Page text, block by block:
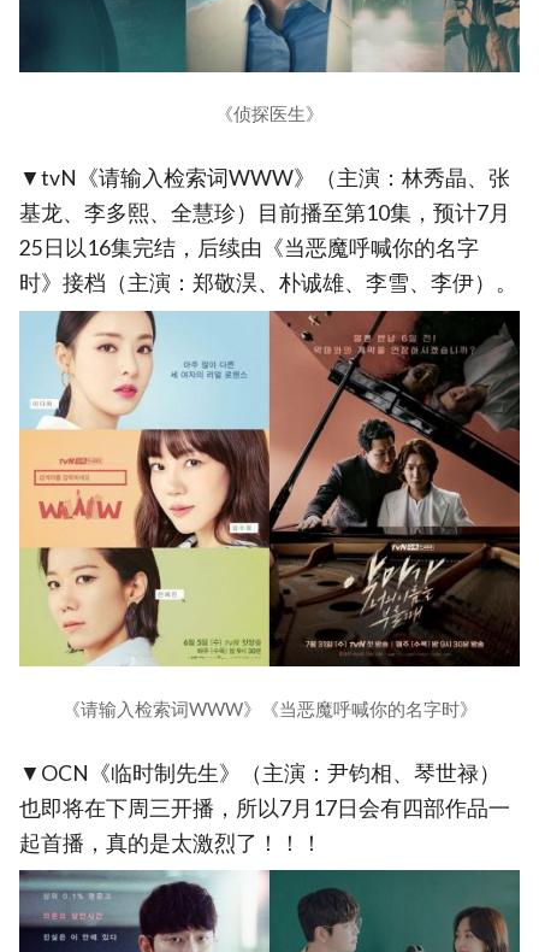
《侦探医生》
▼tvN《请输入检索词WWW》（主演：林秀晶、张
基龙、李多熙、全慧珍）目前播至第10集，预计7月
25日以16集完结，后续由《当恶魔呼喊你的名字
时》接档（主演：郑敬淏、朴诚雄、李雪、李伊）。
《请输入检索词WWW》《当恶魔呼喊你的名字时》
▼OCN《临时制先生》（主演：尹钧相、琴世禄）
也即将在下周三开播，所以7月17日会有四部作品一
起首播，真的是太激烈了！！！